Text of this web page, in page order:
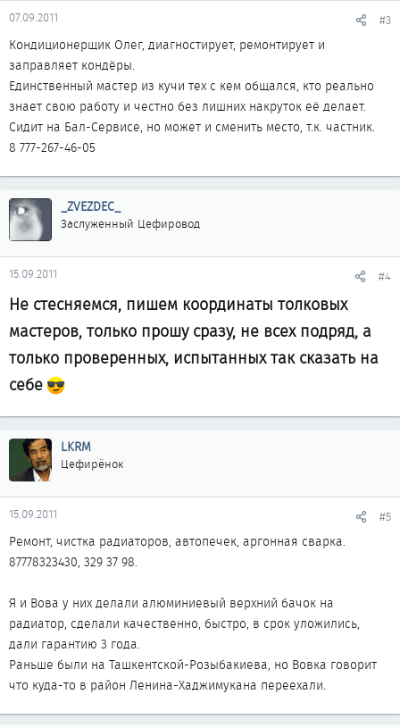
07.09.2011 #3
Кондиционерщик Олег, диагностирует, ремонтирует и
заправляет кондёры.
Единственный мастер из кучи тех с кем общался, кто реально
знает свою работу и честно без лишних накруток её делает.
Сидит на Бал-Сервисе, но может и сменить место, т.к. частник.
8 777-267-46-05
_ZVEZDEC_
Заслуженный Цефировод
15.09.2011 #4
Не стесняемся, пишем координаты толковых
мастеров, только прошу сразу, не всех подряд, а
только проверенных, испытанных так сказать на
себе
LKRM
Цефирёнок
15.09.2011 #5
Ремонт, чистка радиаторов, автопечек, аргонная сварка.
87778323430, 329 37 98.
Я и Вова у них делали алюминиевый верхний бачок на
радиатор, сделали качественно, быстро, в срок уложились,
дали гарантию 3 года.
Раньше были на Ташкентской-Розыбакиева, но Вовка говорит
что куда-то в район Ленина-Хаджимукана переехали.